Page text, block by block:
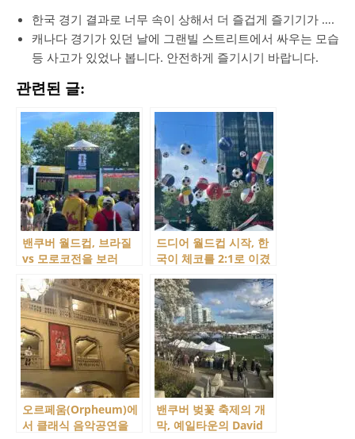
한국 경기 결과로 너무 속이 상해서 더 즐겁게 즐기기가 ….
캐나다 경기가 있던 날에 그랜빌 스트리트에서 싸우는 모습
등 사고가 있었나 봅니다. 안전하게 즐기시기 바랍니다.
관련된 글:
밴쿠버 월드컵, 브라질
vs 모로코전을 보러
Festival 방문
드디어 월드컵 시작, 한
국이 체코를 2:1로 이겼
오르페움(Orpheum)에
서 클래식 음악공연을
밴쿠버 벚꽃 축제의 개
막, 예일타운의 David